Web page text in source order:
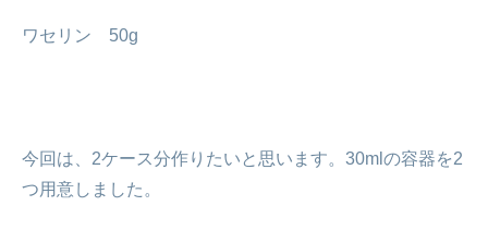
ワセリン 50g
今回は、2ケース分作りたいと思います。30mlの容器を2
つ用意しました。